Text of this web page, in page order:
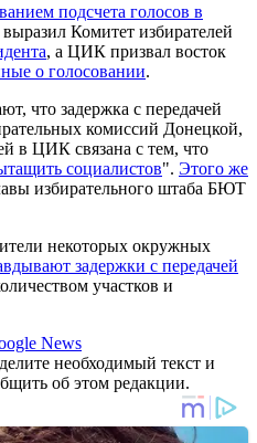
подсчета голосов в
выразил Комитет избирателей
, а ЦИК призвал восток
о голосовании.
что задержка с передачей
комиссий Донецкой,
в ЦИК связана с тем, что
социалистов". Этого же
избирательного штаба БЮТ
некоторых окружных
задержки с передачей
участков и
News
необходимый текст и
об этом редакции.